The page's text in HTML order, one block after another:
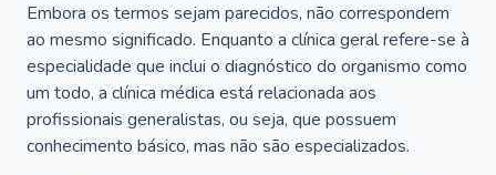
Embora os termos sejam parecidos, não correspondem
ao mesmo significado. Enquanto a clínica geral refere-se à
especialidade que inclui o diagnóstico do organismo como
um todo, a clínica médica está relacionada aos
profissionais generalistas, ou seja, que possuem
conhecimento básico, mas não são especializados.